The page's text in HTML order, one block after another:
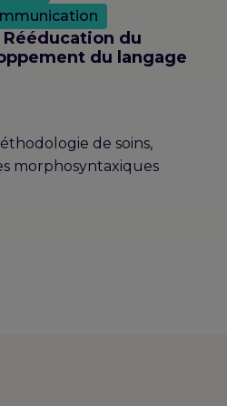
du
du langage
de soins,
morphosyntaxiques